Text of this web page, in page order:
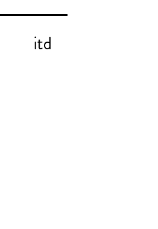
itd